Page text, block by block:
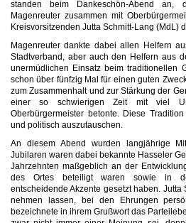
standen beim Dankeschön-Abend an,
Magenreuter zusammen mit
Kreisvorsitzenden Jutta Schmitt-Lang (MdL)
Magenreuter dankte dabei allen Helfern
Stadtverband, aber auch den Helfern aus
unermüdlichen Einsatz beim traditionellen
schon über fünfzig Mal für einen guten
zum Zusammenhalt und zur Stärkung der
einer so schwierigen Zeit mit viel
Oberbürgermeister betonte. Diese
und politisch auszutauschen.
An diesem Abend wurden langjährige
Jubilaren waren dabei bekannte Hasseler
Jahrzehnten maßgeblich an der
des Ortes beteiligt waren sowie in
entscheidende Akzente gesetzt haben.
nehmen lassen, bei den Ehrungen
bezeichnete in ihrem Grußwort das